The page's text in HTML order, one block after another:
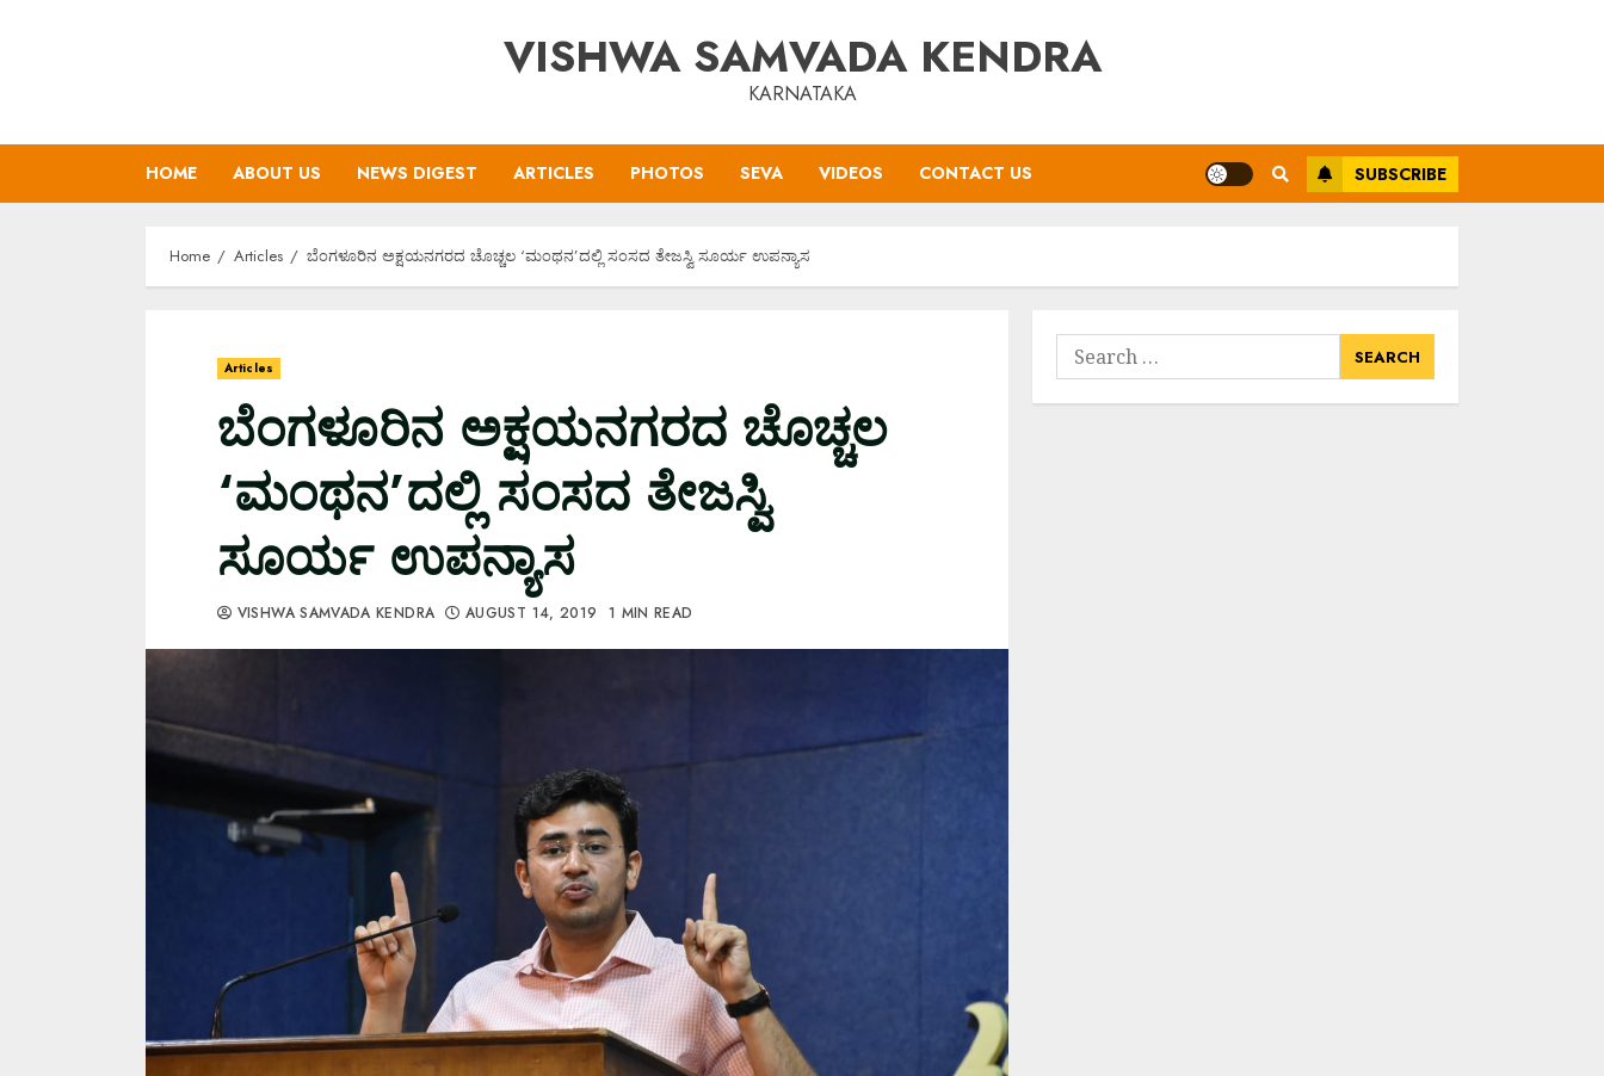
VISHWA SAMVADA KENDRA
KARNATAKA
HOME ABOUT US NEWS DIGEST ARTICLES PHOTOS SEVA VIDEOS CONTACT US SUBSCRIBE
Home Articles ಬೆಂಗಳೂರಿನ ಅಕ್ಷಯನಗರದ ಚೊಚ್ಚಲ ‘ಮಂಥನ’ದಲ್ಲಿ ಸಂಸದ ತೇಜಸ್ವಿ ಸೂರ್ಯ ಉಪನ್ಯಾಸ
Articles
ಬೆಂಗಳೂರಿನ ಅಕ್ಷಯನಗರದ ಚೊಚ್ಚಲ
‘ಮಂಥನ’ದಲ್ಲಿ ಸಂಸದ ತೇಜಸ್ವಿ
ಸೂರ್ಯ ಉಪನ್ಯಾಸ
VISHWA SAMVADA KENDRA AUGUST 14, 2019 1 MIN READ
Search
for: